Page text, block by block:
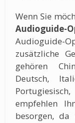
Wenn Sie
Audioguide-
zusätzliche
gehören
Deutsch,
empfehlen
besorgen,